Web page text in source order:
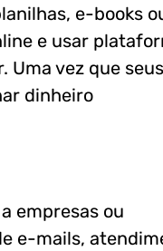
e-books
e usar
Uma vez que seus
dinheiro
empresas ou
e-mails,